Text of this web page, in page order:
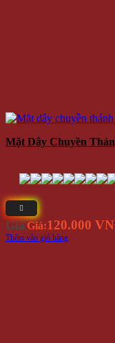
Mặt Dây Chuyền
Giá Giá:120.000
Thêm vào giỏ hàng